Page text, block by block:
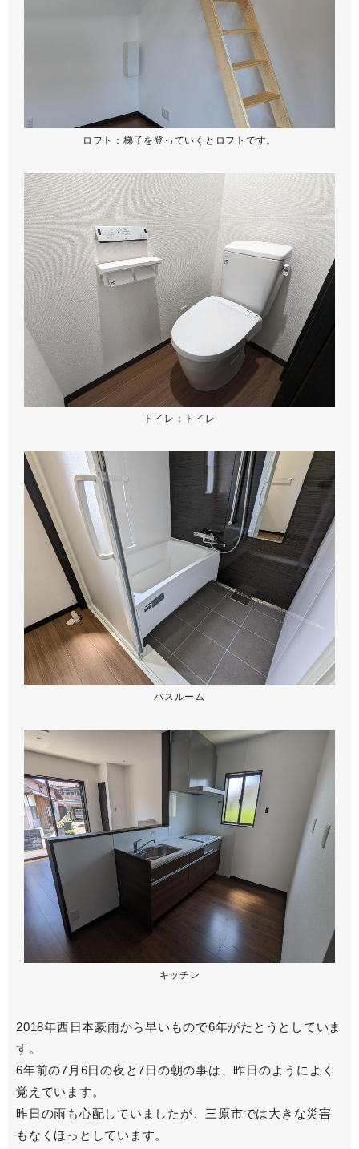
ロフト：梯子を登っていくとロフトです。
トイレ：トイレ
バスルーム
キッチン
2018年西日本豪雨から早いもので6年がたとうとしていま
す。
6年前の7月6日の夜と7日の朝の事は、昨日のようによく
覚えています。
昨日の雨も心配していましたが、三原市では大きな災害
もなくほっとしています。